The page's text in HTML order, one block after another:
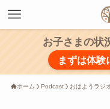
お子さまの状
まずは体験
ホーム Podcast おはようラジ